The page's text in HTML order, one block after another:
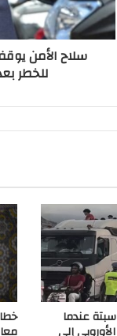
سلاح الأمن
للخطر
عندما